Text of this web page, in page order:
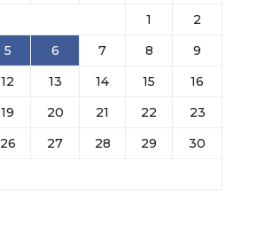
1
2
5 6 7 8
9
12 13 14 15
16
19 20 21 22
23
26 27 28 29
30